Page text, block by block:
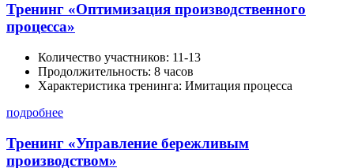
Тренинг «Оптимизация производственного
процесса»
Количество участников: 11-13
Продолжительность: 8 часов
Характеристика тренинга: Имитация процесса
подробнее
Тренинг «Управление бережливым
производством»